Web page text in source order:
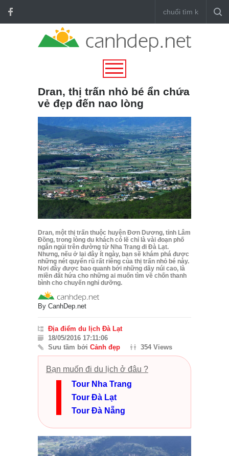
Dran, thị trấn nhỏ bé ẩn chứa
vẻ đẹp đến nao lòng
Dran, một thị trấn thuộc huyện Đơn Dương, tỉnh Lâm
Đồng, trong lòng du khách có lẽ chỉ là vài đoạn phố
ngắn ngủi trên đường từ Nha Trang đi Đà Lạt.
Nhưng, nếu ở lại đây ít ngày, bạn sẽ khám phá được
những nét quyến rũ rất riêng của thị trấn nhỏ bé này.
Nơi đây được bao quanh bởi những dãy núi cao, là
miền đất hứa cho những ai muốn tìm về chốn thanh
bình cho chuyến nghỉ dưỡng.
By CanhDep.net
Địa điểm du lịch Đà Lạt
18/05/2016 17:11:06
Sưu tầm bởi Cảnh đẹp 354 Views
Bạn muốn đi du lịch ở đâu ?
Tour Nha Trang
Tour Đà Lạt
Tour Đà Nẵng